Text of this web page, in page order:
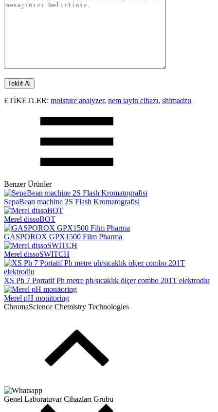
ETİKETLER: moisture analyzer, nem tayin cihazı, shimadzu
Benzer Ürünler
SepaBean machine 2S Flash Kromatografisi
Merel dissoBOT
GASPOROX GPX1500 Film Pharma
Merel dissoSWITCH
XS Ph 7 Portatif Ph metre ph/sıcaklık ölçer combo 201T elektrodlu
Merel pH monitoring
ChromaScience Chemistry Technologies
Genel Laboratuvar Cihazları Grubu